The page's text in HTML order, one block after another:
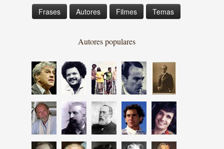
Frases Autores Filmes Temas
Autores populares